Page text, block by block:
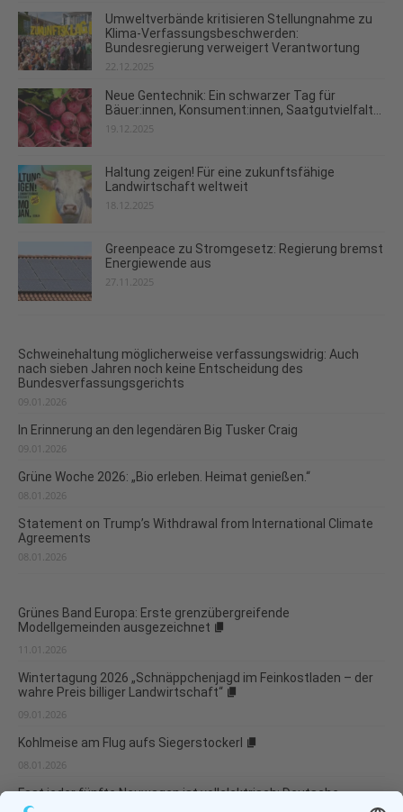
Umweltverbände kritisieren Stellungnahme zu
Klima-Verfassungsbeschwerden:
Bundesregierung verweigert Verantwortung
22.12.2025
Neue Gentechnik: Ein schwarzer Tag für
Bäuer:innen, Konsument:innen, Saatgutvielfalt...
19.12.2025
Haltung zeigen! Für eine zukunftsfähige
Landwirtschaft weltweit
18.12.2025
Greenpeace zu Stromgesetz: Regierung bremst
Energiewende aus
27.11.2025
Schweinehaltung möglicherweise verfassungswidrig: Auch
nach sieben Jahren noch keine Entscheidung des
Bundesverfassungsgerichts
09.01.2026
In Erinnerung an den legendären Big Tusker Craig
09.01.2026
Grüne Woche 2026: „Bio erleben. Heimat genießen.“
08.01.2026
Statement on Trump’s Withdrawal from International Climate
Agreements
08.01.2026
Grünes Band Europa: Erste grenzübergreifende
Modellgemeinden ausgezeichnet
11.01.2026
Wintertagung 2026 „Schnäppchenjagd im Feinkostladen – der
wahre Preis billiger Landwirtschaft“
09.01.2026
Kohlmeise am Flug aufs Siegerstockerl
08.01.2026
Fast jeder fünfte Neuwagen ist vollelektrisch: Deutsche
Umwelthilfe veröffentlicht Verbraucherleitfaden für besonders